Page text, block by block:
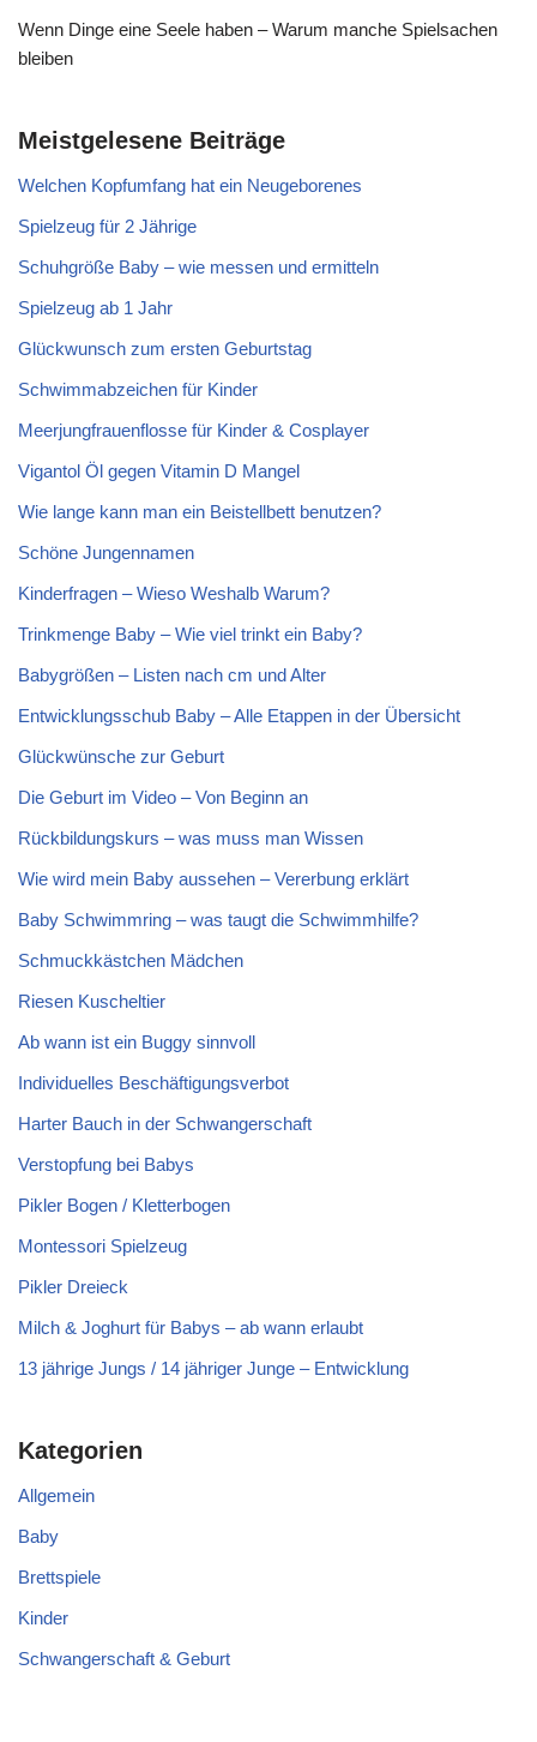
Wenn Dinge eine Seele haben – Warum manche Spielsachen
bleiben
Meistgelesene Beiträge
Welchen Kopfumfang hat ein Neugeborenes
Spielzeug für 2 Jährige
Schuhgröße Baby – wie messen und ermitteln
Spielzeug ab 1 Jahr
Glückwunsch zum ersten Geburtstag
Schwimmabzeichen für Kinder
Meerjungfrauenflosse für Kinder & Cosplayer
Vigantol Öl gegen Vitamin D Mangel
Wie lange kann man ein Beistellbett benutzen?
Schöne Jungennamen
Kinderfragen – Wieso Weshalb Warum?
Trinkmenge Baby – Wie viel trinkt ein Baby?
Babygrößen – Listen nach cm und Alter
Entwicklungsschub Baby – Alle Etappen in der Übersicht
Glückwünsche zur Geburt
Die Geburt im Video – Von Beginn an
Rückbildungskurs – was muss man Wissen
Wie wird mein Baby aussehen – Vererbung erklärt
Baby Schwimmring – was taugt die Schwimmhilfe?
Schmuckkästchen Mädchen
Riesen Kuscheltier
Ab wann ist ein Buggy sinnvoll
Individuelles Beschäftigungsverbot
Harter Bauch in der Schwangerschaft
Verstopfung bei Babys
Pikler Bogen / Kletterbogen
Montessori Spielzeug
Pikler Dreieck
Milch & Joghurt für Babys – ab wann erlaubt
13 jährige Jungs / 14 jähriger Junge – Entwicklung
Kategorien
Allgemein
Baby
Brettspiele
Kinder
Schwangerschaft & Geburt